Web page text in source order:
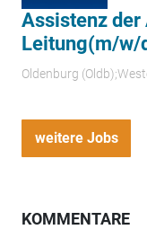
Assistenz
Leitung(m/w/
Oldenburg
weitere Jobs
KOMMENTARE